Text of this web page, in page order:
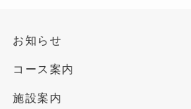
お知らせ
コース案内
施設案内